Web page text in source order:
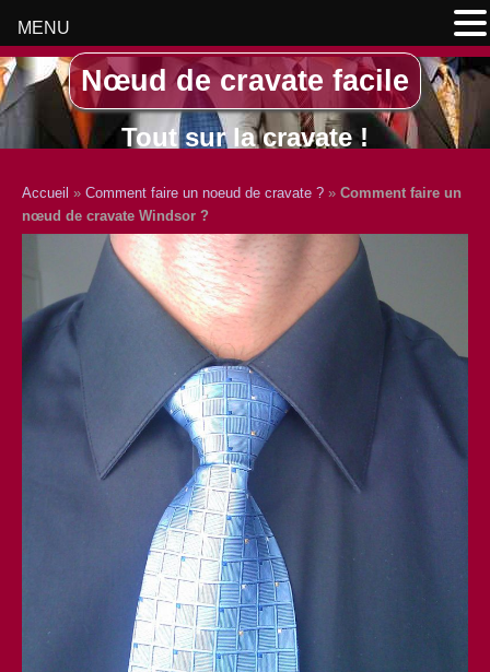
Nœud de cravate facile
Tout sur la cravate !
Accueil » Comment faire un noeud de cravate ? » Comment faire un
nœud de cravate Windsor ?
MENU